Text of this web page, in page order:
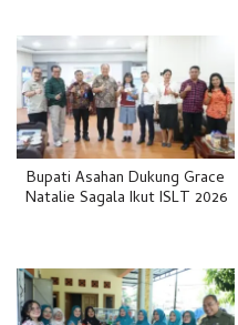
Bupati Asahan Dukung Grace
Natalie Sagala Ikut ISLT 2026